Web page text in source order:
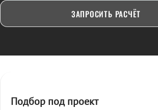
ЗАПРОСИТЬ РАСЧЁТ
Подбор под проект